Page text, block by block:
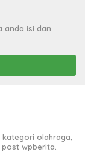
anda isi dan
olahraga,
wpberita.